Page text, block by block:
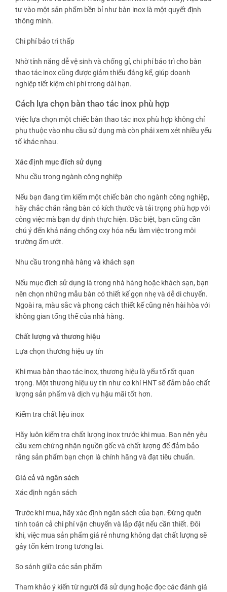
tư vào một sản phẩm bền bỉ như bàn inox là một quyết định
thông minh.
Chi phí bảo trì thấp
Nhờ tính năng dễ vệ sinh và chống gỉ, chi phí bảo trì cho bàn
thao tác inox cũng được giảm thiểu đáng kể, giúp doanh
nghiệp tiết kiệm chi phí trong dài hạn.
Cách lựa chọn bàn thao tác inox phù hợp
Việc lựa chọn một chiếc bàn thao tác inox phù hợp không chỉ
phụ thuộc vào nhu cầu sử dụng mà còn phải xem xét nhiều yếu
tố khác nhau.
Xác định mục đích sử dụng
Nhu cầu trong ngành công nghiệp
Nếu bạn đang tìm kiếm một chiếc bàn cho ngành công nghiệp,
hãy chắc chắn rằng bàn có kích thước và tải trọng phù hợp với
công việc mà bạn dự định thực hiện. Đặc biệt, bạn cũng cần
chú ý đến khả năng chống oxy hóa nếu làm việc trong môi
trường ẩm ướt.
Nhu cầu trong nhà hàng và khách sạn
Nếu mục đích sử dụng là trong nhà hàng hoặc khách sạn, bạn
nên chọn những mẫu bàn có thiết kế gọn nhẹ và dễ di chuyển.
Ngoài ra, màu sắc và phong cách thiết kế cũng nên hài hòa với
không gian tổng thể của nhà hàng.
Chất lượng và thương hiệu
Lựa chọn thương hiệu uy tín
Khi mua bàn thao tác inox, thương hiệu là yếu tố rất quan
trọng. Một thương hiệu uy tín như cơ khí HNT sẽ đảm bảo chất
lượng sản phẩm và dịch vụ hậu mãi tốt hơn.
Kiểm tra chất liệu inox
Hãy luôn kiểm tra chất lượng inox trước khi mua. Bạn nên yêu
cầu xem chứng nhận nguồn gốc và chất lượng để đảm bảo
rằng sản phẩm bạn chọn là chính hãng và đạt tiêu chuẩn.
Giá cả và ngân sách
Xác định ngân sách
Trước khi mua, hãy xác định ngân sách của bạn. Đừng quên
tính toán cả chi phí vận chuyển và lắp đặt nếu cần thiết. Đôi
khi, việc mua sản phẩm giá rẻ nhưng không đạt chất lượng sẽ
gây tốn kém trong tương lai.
So sánh giữa các sản phẩm
Tham khảo ý kiến từ người đã sử dụng hoặc đọc các đánh giá